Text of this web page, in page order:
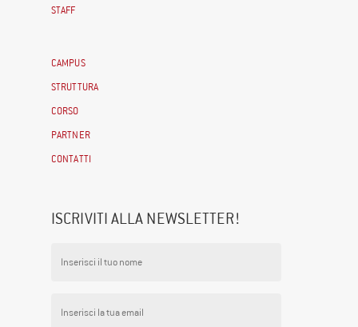
STAFF
CAMPUS
STRUTTURA
CORSO
PARTNER
CONTATTI
ISCRIVITI ALLA NEWSLETTER!